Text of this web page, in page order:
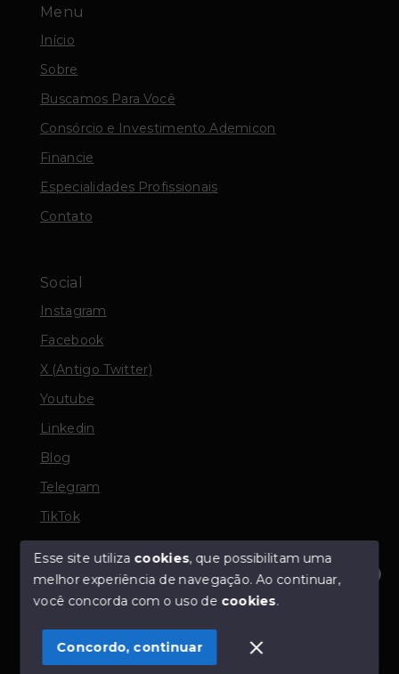
Olá! Estamos disponíveis para te ajudar.
Menu
Início
Sobre
Buscamos Para Você
Consórcio e Investimento Ademicon
Financie
Especialidades Profissionais
Contato
Social
Instagram
Facebook
X (Antigo Twitter)
Youtube
Linkedin
Blog
Telegram
TikTok
© Copyright 2026 - TORQUATO ∴ Corretor de Imóveis
- CRECI 42643f | 136.004f Perito Avaliador CNAI 37357
SITE PARA IMOBILIARIA
Esse site utiliza cookies, que possibilitam uma
melhor experiência de navegação.Ao continuar,
você concorda com o uso de cookies.
Concordo, continuar